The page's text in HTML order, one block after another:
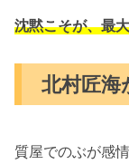
沈黙こそが、最
北村匠海
質屋でのぶが感